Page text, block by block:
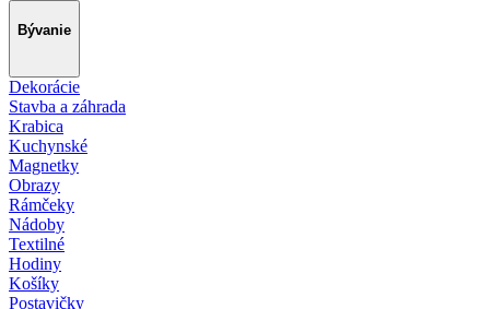
Bývanie
Dekorácie
Stavba a záhrada
Krabica
Kuchynské
Magnetky
Obrazy
Rámčeky
Nádoby
Textilné
Hodiny
Košíky
Postavičky